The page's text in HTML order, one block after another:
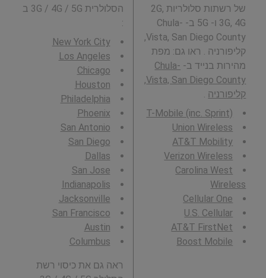
של רשתות סלולריות 2G,
3G, 4G ו- 5G ב- Chula-
Vista, San Diego County,
קליפורניה . ראו גם: מפת
מהירות בנייד ב- Chula-
Vista, San Diego County,
קליפורניה .
T-Mobile (inc. Sprint)
Union Wireless
AT&T Mobility
Verizon Wireless
Carolina West
Wireless
Cellular One
U.S. Cellular
AT&T FirstNet
Boost Mobile
הסלולרית 3G / 4G / 5G ב
:
New York City
Los Angeles
Chicago
Houston
Philadelphia
Phoenix
San Antonio
San Diego
Dallas
San Jose
Indianapolis
Jacksonville
San Francisco
Austin
Columbus
ראה גם את כיסוי רשת